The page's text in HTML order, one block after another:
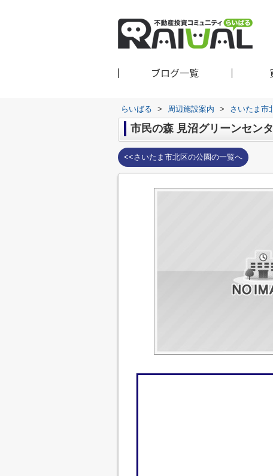
ブログ一覧
らいばる > 周辺施設案内 > さいたま市
市民の森 見沼グリーンセン
<<さいたま市北区の公園の一覧へ